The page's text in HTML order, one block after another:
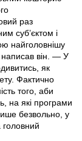
раз
суб’єктом і
найголовнішу
він. — У
як
Фактично
того, аби
на які програми
безвольно, у